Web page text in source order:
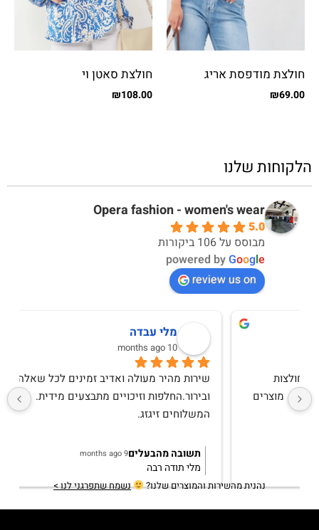
חולצת מודפסת אריג
₪69.00
חולצת סאטן וי
₪108.00
הלקוחות שלנו
Opera fashion - women's wear
5.0
מבוסס על 106 ביקורות
powered byGoogle
review us on
מירב יחזקאל
שירות אדיב ומקצועימגיע תוך יומיים לכל היותרבגדים
איכותיים ואופנתייםקונה לעיתים קרובות ואין ותמיד
2 years ago
תודה רבה מירב! שמחה לשמוע
נהנית מהשירות והמוצרים שלנו? נשמח שתפרגני לנו >